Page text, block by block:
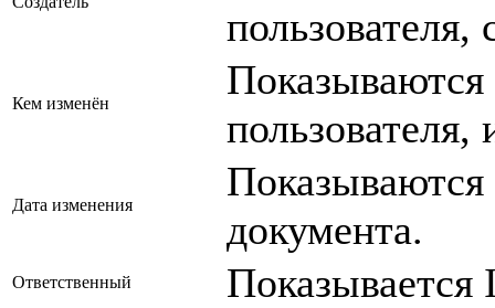
пользователя,
Кем изменён
Дата изменения
Показываются
документа.
Ответственный Показывается